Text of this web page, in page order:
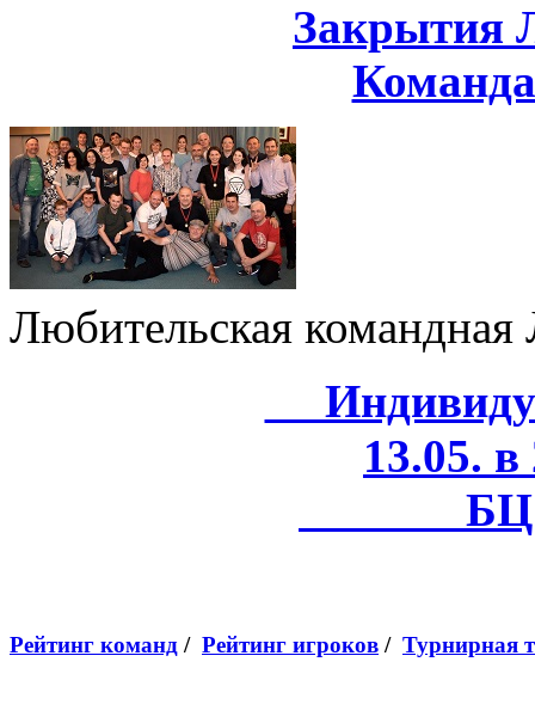
Закрытия
Любительская
13.05.
БЦ
Рейтинг команд / Рейтинг игроков / Турнирная